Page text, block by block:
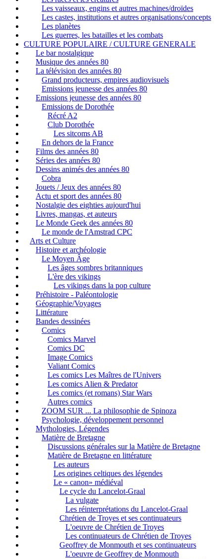
Les vaisseaux, engins et autres machines/droïdes
Les castes, institutions et autres organisations/concepts
Les planètes
Les guerres, les batailles et les combats
CULTURE POPULAIRE / CULTURE GENERALE
Le bar nostalgique
Musique des années 80
La télévision des années 80
Grand producteurs, empires audiovisuels
Emissions jeunesse des années 80
Emissions jeunesse des années 80
Emissions de Dorothée
Récré A2
Club Dorothée
Les sitcoms AB
En dehors de la France
Films des années 80
Séries des années 80
Dessins animés des années 80
Cobra
Jouets / Jeux des années 80
Actu et sport des années 80
Nostalgie des eighties aujourd'hui
Livres, mangas, et auteurs
Le Monde Geek des années 80
Le monde de l'Amstrad CPC
Arts et Culture
Histoire et archéologie
Le Moyen Âge
Les âges sombres britanniques
L'ère des vikings
Les vikings dans la pop culture
Préhistoire - Paléontologie
Géographie/Voyages
Littérature
Bandes dessinées
Comics
Comics Marvel
Comics DC
Image Comics
Valiant Comics
Les comics Les Maîtres de l'Univers
Les comics Alien & Predator
Les comics (et romans) Star Wars
Autres comics
ZOOM SUR ... La philosophie de Spinoza
Psychologie, développement personnel
Mythologies, Légendes
Matière de Bretagne
Discussions générales sur la Matière de Bretagne
Matière de Bretagne en littérature
Les auteurs
Les origines celtiques des légendes
Le « canon» médiéval
Le cycle du Lancelot-Graal
La vulgate
Les réinterprétations du Lancelot-Graal
Chrétien de Troyes et ses continuateurs
L'oeuvre de Chrétien de Troyes
Les continuateurs de Chrétien de Troyes
Geoffrey de Monmouth et ses continuateurs
L'oeuvre de Geoffrey de Monmouth